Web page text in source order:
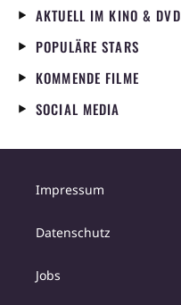
AKTUELL IM KINO & DVD
POPULÄRE STARS
KOMMENDE FILME
SOCIAL MEDIA
Impressum
Datenschutz
Jobs